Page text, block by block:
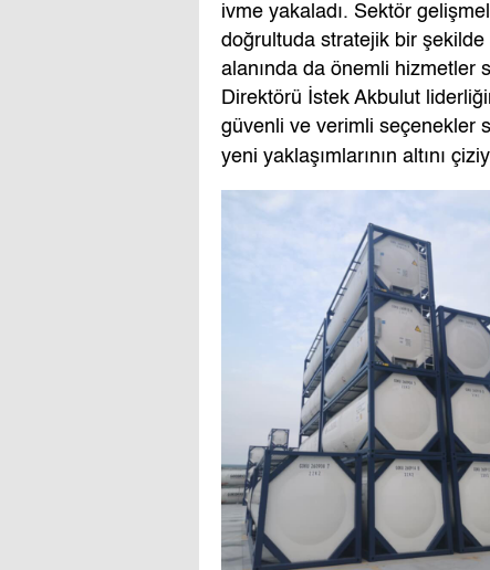
ivme yakaladı. Sektör
doğrultuda stratejik bir
alanında da önemli hizmetler
Direktörü İstek Akbulut
güvenli ve verimli seçenekler
yeni yaklaşımlarının altını